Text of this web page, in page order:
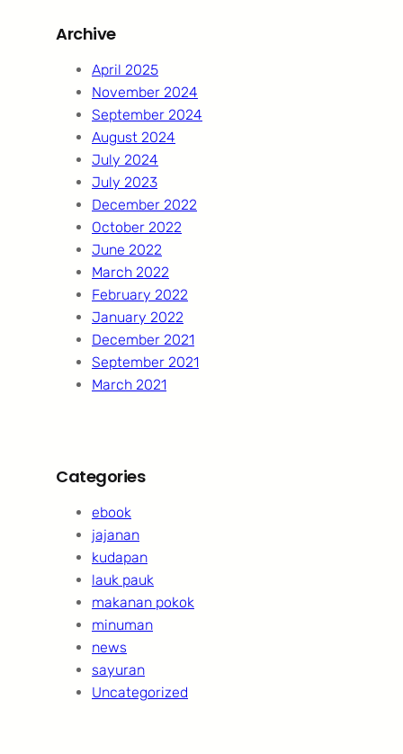
c
Archive
April 2025
November 2024
September 2024
August 2024
July 2024
July 2023
December 2022
October 2022
June 2022
March 2022
February 2022
January 2022
December 2021
September 2021
March 2021
Categories
ebook
jajanan
kudapan
lauk pauk
makanan pokok
minuman
news
sayuran
Uncategorized